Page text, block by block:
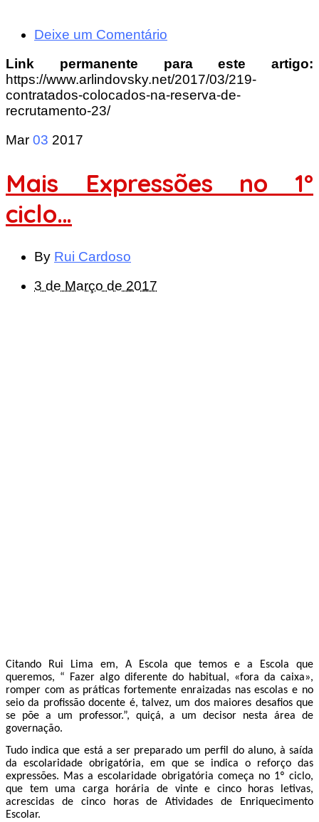
Deixe um Comentário
Link permanente para este artigo:
https://www.arlindovsky.net/2017/03/219-
contratados-colocados-na-reserva-de-
recrutamento-23/
Mar 03 2017
Mais Expressões no 1º
ciclo…
By Rui Cardoso
3 de Março de 2017
Citando Rui Lima em, A Escola que temos e a Escola que
queremos, “ Fazer algo diferente do habitual, «fora da caixa»,
romper com as práticas fortemente enraizadas nas escolas e no
seio da profissão docente é, talvez, um dos maiores desafios que
se põe a um professor.”, quiçá, a um decisor nesta área de
governação.
Tudo indica que está a ser preparado um perfil do aluno, à saída
da escolaridade obrigatória, em que se indica o reforço das
expressões. Mas a escolaridade obrigatória começa no 1º ciclo,
que tem uma carga horária de vinte e cinco horas letivas,
acrescidas de cinco horas de Atividades de Enriquecimento
Escolar.